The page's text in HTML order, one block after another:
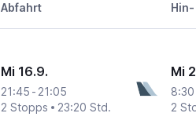
Abfahrt
Mi 16.9.
21:45 - 21:05
2 Stopps
23:20 Std.
Mi
8:30
2